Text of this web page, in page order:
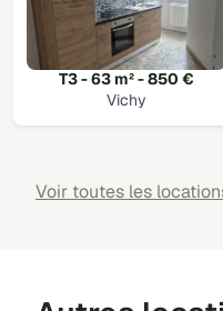
T3 - 63 m² - 850 €
Vichy
Voir toutes les